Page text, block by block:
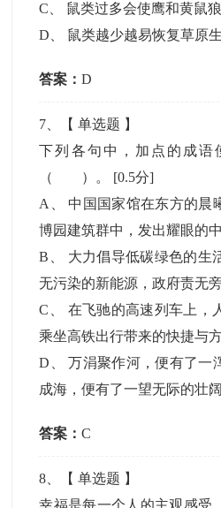
C
鼠类过多会使鹰和黄鼠
D
鼠类越少越易恢复草原
答案：D
7 、【单选题 】
下列各句中，加点的成语
（ ）。 [0.5分]
A
中国国家馆在东方的晨
博园建筑群中，发出耀眼的中
B
大力倡导低碳绿色的生
无污染的新能源，政府责无旁
C
在飞驰的高速列车上，
乘坐高铁出行带来的快捷与方
D 、万涓聚作河，便有了一
成海，便有了一望无际的壮阔
答案：C
8 、【单选题 】
幸福是每一个人的主观感受